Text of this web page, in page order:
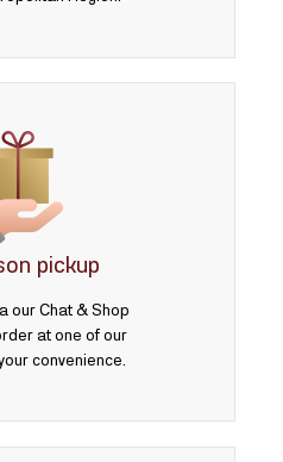
pickup
our Chat & Shop
at one of our
convenience.